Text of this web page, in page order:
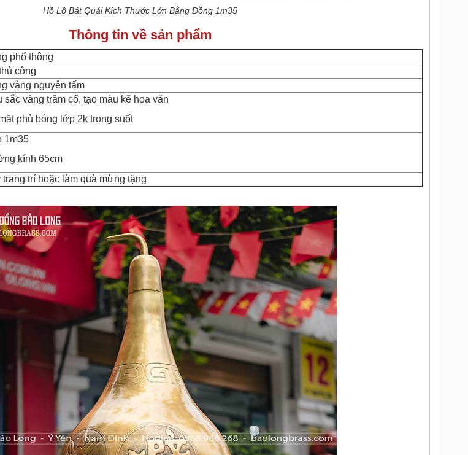
Hồ Lô Bát Quái Kích Thước Lớn Bằng Đồng 1m35
Thông tin về sản phẩm
phổ thông
công
vàng nguyên tấm
sắc vàng trầm cổ, tạo màu kẽ hoa văn
phủ bóng lớp 2k trong suốt
1m35
kính 65cm
trang trí hoặc làm quà mừng tặng